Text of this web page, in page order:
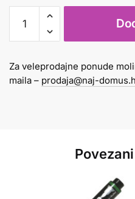
srebrni
Pentel
količina
Za veleprodajne ponude
maila – prodaja@naj-